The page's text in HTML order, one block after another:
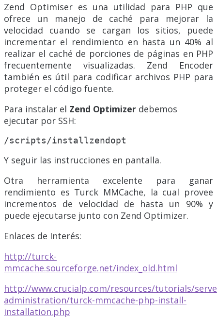
Zend Optimiser es una utilidad para PHP que
ofrece un manejo de caché para mejorar la
velocidad cuando se cargan los sitios, puede
incrementar el rendimiento en hasta un 40% al
realizar el caché de porciones de páginas en PHP
frecuentemente visualizadas. Zend Encoder
también es útil para codificar archivos PHP para
proteger el código fuente.
Para instalar el Zend Optimizer debemos
ejecutar por SSH:
/scripts/installzendopt
Y seguir las instrucciones en pantalla.
Otra herramienta excelente para ganar
rendimiento es Turck MMCache, la cual provee
incrementos de velocidad de hasta un 90% y
puede ejecutarse junto con Zend Optimizer.
Enlaces de Interés:
http://turck-
mmcache.sourceforge.net/index_old.html
http://www.crucialp.com/resources/tutorials/
administration/turck-mmcache-php-install-
installation.php